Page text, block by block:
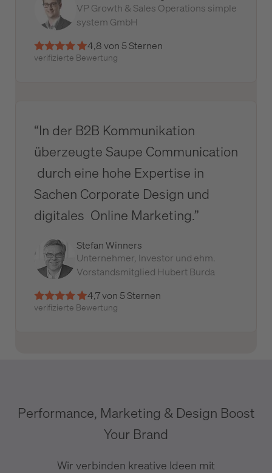
VP Growth & Sales Operations simple
system GmbH
4,8 von 5 Sternen
verifizierte Bewertung
“In der B2B Kommunikation
überzeugte Saupe Communication
durch eine hohe Expertise in
Sachen Corporate Design und
digitales Online Marketing.”
Stefan Winners
Unternehmer, Investor und ehm.
Vorstandsmitglied Hubert Burda
4,7 von 5 Sternen
verifizierte Bewertung
Performance, Marketing & Design Boost
Your Brand
Wir verbinden kreative Ideen mit